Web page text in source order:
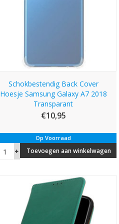
Schokbestendig Back Cover
Hoesje Samsung Galaxy A7 2018
Transparant
€10,95
Op Voorraad
Toevoegen aan winkelwagen